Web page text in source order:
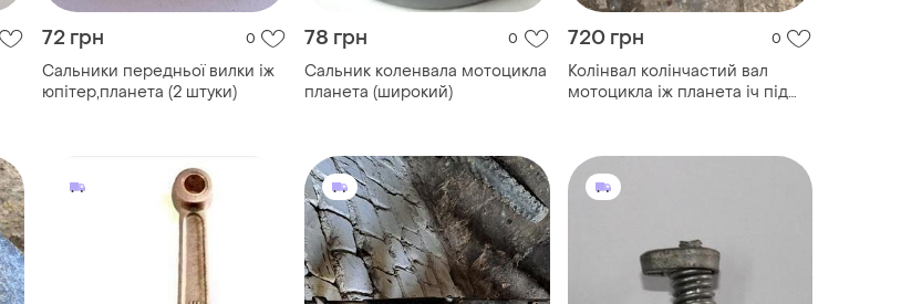
72 грн 0
Сальники передньої вилки іж
юпітер,планета (2 штуки)
78 грн 0
Сальник коленвала мотоцикла
планета (широкий)
720 грн 0
Колінвал колінчастий вал
мотоцикла іж планета іч під